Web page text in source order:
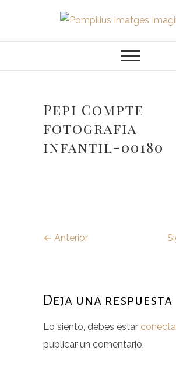
contenido
Pepi Compte
fotografia
infantil-00180
← Anterior
Deja una respuesta
Lo siento, debes estar
publicar un comentario.